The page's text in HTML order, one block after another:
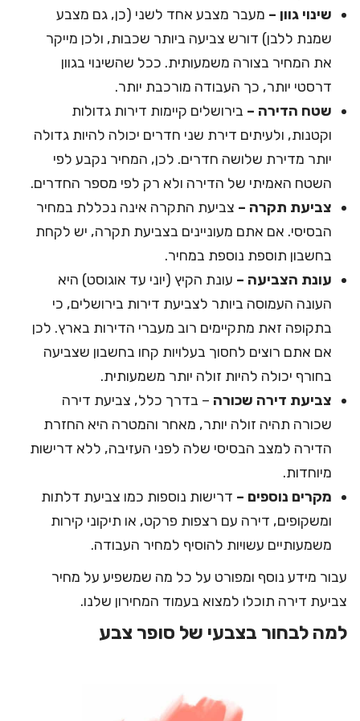
שינוי גוון – מעבר מצבע אחד לשני (כן, גם מצבע
שמנת ללבן) דורש צביעה ביותר שכבות, ולכן מייקר
את המחיר בצורה משמעותית. ככל שהשינוי בגוון
דרסטי יותר, כך העבודה מורכבת יותר.
שטח הדירה – בירושלים קיימות דירות גדולות
וקטנות, ולעיתים דירת שני חדרים יכולה להיות גדולה
יותר מדירת שלושה חדרים. לכן, המחיר נקבע לפי
השטח האמיתי של הדירה ולא רק לפי מספר החדרים.
צביעת תקרה – צביעת התקרה אינה נכללת במחיר
הבסיסי. אם אתם מעוניינים בצביעת תקרה, יש לקחת
בחשבון תוספת נוספת במחיר.
עונת הצביעה – עונת הקיץ (יוני עד אוגוסט) היא
העונה העמוסה ביותר לצביעת דירות בירושלים, כי
בתקופה זאת מתקיימים רוב מעברי הדירות בארץ. לכן
אם אתם רוצים לחסוך בעלויות קחו בחשבון שצביעה
בחורף יכולה להיות זולה יותר משמעותית.
צביעת דירה שכורה – בדרך כלל, צביעת דירה
שכורה תהיה זולה יותר, מאחר והמטרה היא החזרת
הדירה למצב הבסיסי שלה לפני העזיבה, ללא דרישות
מיוחדות.
מקרים נוספים – דרישות נוספות כמו צביעת דלתות
ומשקופים, דירה עם רצפות פרקט, או תיקוני קירות
משמעותיים עשויות להוסיף למחיר העבודה.
עבור מידע נוסף ומפורט על כל מה שמשפיע על מחיר
צביעת דירה תוכלו למצוא בעמוד המחירון שלנו.
למה לבחור בצבעי של סופר צבע